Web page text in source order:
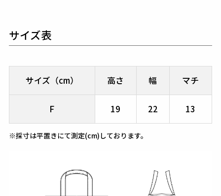
サイズ表
サイズ（cm） 高さ 幅 マチ
F 19 22 13
※採寸は平置きにて測定(cm)しております。